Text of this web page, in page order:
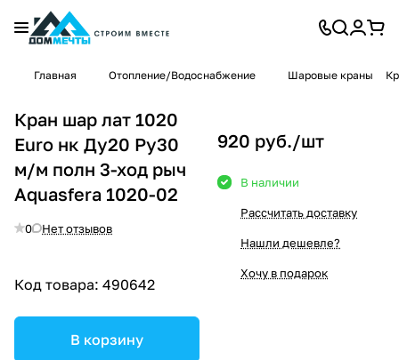
Главная Отопление/Водоснабжение Шаровые краны
Кран шар лат 1020
Euro нк Ду20 Ру30
м/м полн 3-ход рыч
Aquasfera 1020-02
0 Нет отзывов
Код товара: 490642
В корзину
920 руб./шт
В наличии
Рассчитать доставку
Нашли дешевле?
Хочу в подарок